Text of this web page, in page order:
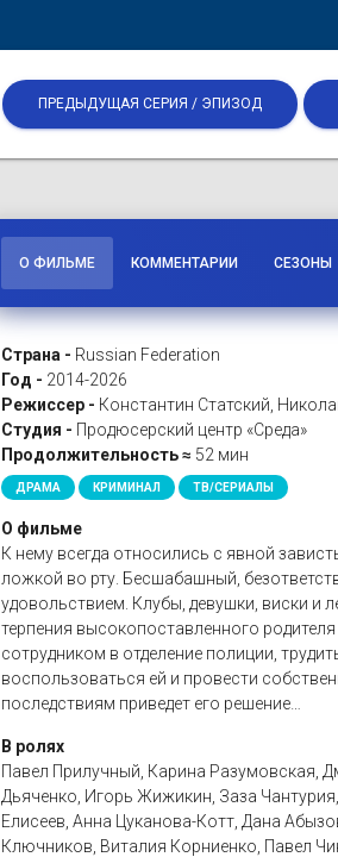
ПРЕДЫДУЩАЯ СЕРИЯ / ЭПИЗОД
О ФИЛЬМЕ КОММЕНТАРИИ СЕЗОНЫ
Страна - Russian Federation
Год - 2014-2026
Режиссер - Константин Статский,
Студия - Продюсерский центр «Среда»
Продолжительность ≈ 52 мин
ДРАМА КРИМИНАЛ ТВ/СЕРИАЛЫ
О фильме
К нему всегда относились с явной
ложкой во рту. Бесшабашный,
удовольствием. Клубы, девушки, виски и
терпения высокопоставленного
сотрудником в отделение полиции,
воспользоваться ей и провести
последствиям приведет его решение…
В ролях
Павел Прилучный, Карина Разумовская,
Дьяченко, Игорь Жижикин, Заза
Елисеев, Анна Цуканова-Котт, Дана
Ключников, Виталия Корниенко, Павел